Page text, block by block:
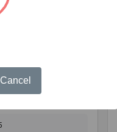
105 m2, kati 7 me
ne soxhorno, ambjent
Cancel